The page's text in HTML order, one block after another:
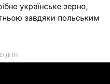
українське зерно,
завдяки польським
ДНЯ